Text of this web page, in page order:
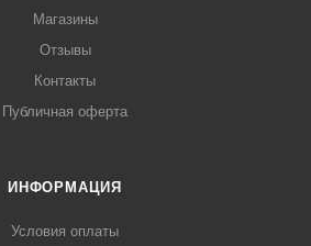
Магазины
Отзывы
Контакты
Публичная оферта
ИНФОРМАЦИЯ
Условия оплаты